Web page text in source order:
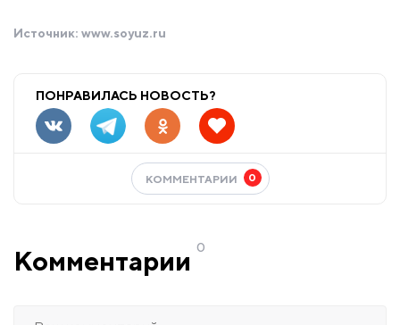
Источник: www.soyuz.ru
ПОНРАВИЛАСЬ НОВОСТЬ?
КОММЕНТАРИИ 0
Комментарии 0